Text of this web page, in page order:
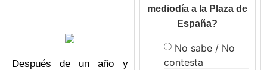
Después de un año y
mediodía a la Plaza de
España?
No sabe / No
contesta